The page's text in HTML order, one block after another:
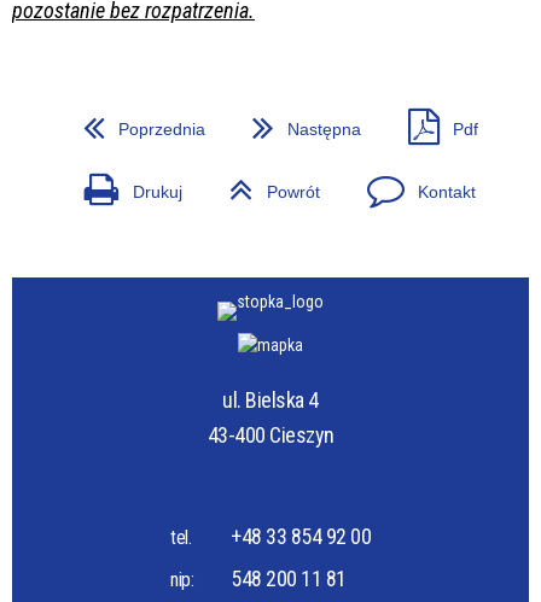
pozostanie bez rozpatrzenia.
Poprzednia Następna Pdf
Drukuj Powrót Kontakt
ul. Bielska 4
43-400 Cieszyn
tel. +48 33 854 92 00
nip: 548 200 11 81